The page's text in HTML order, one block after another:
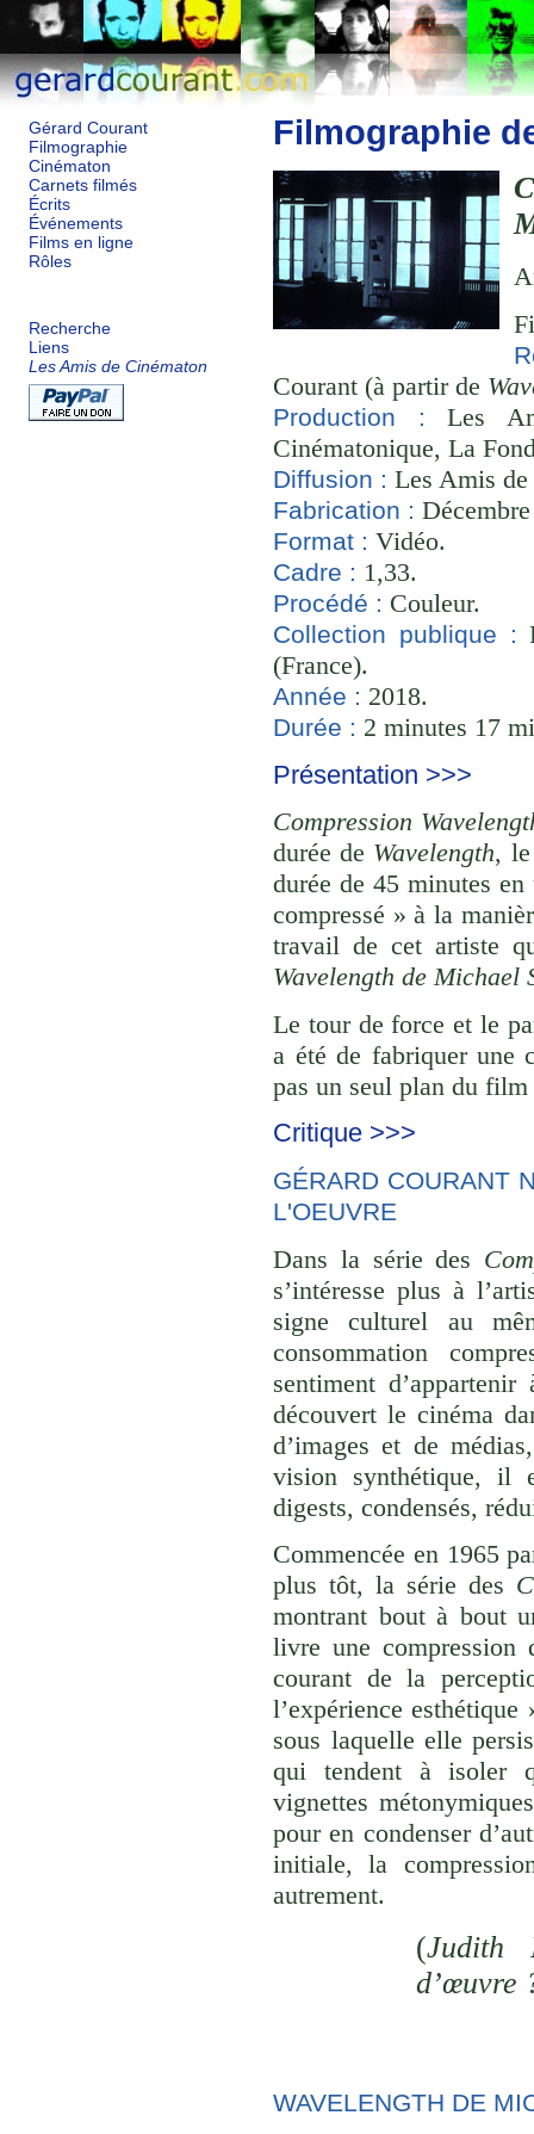
Gérard Courant
Filmographie
Cinématon
Carnets filmés
Écrits
Événements
Films en ligne
Rôles
Recherche
Liens
Les Amis de Cinématon
Filmographie
Courant (à partir de
Production :
Les
Cinématonique, La
Diffusion : Les Amis
Fabrication :
Format : Vidéo.
Cadre : 1,33.
Procédé : Couleur.
Collection publique :
(France).
Année : 2018.
Durée : 2 minutes 17
Présentation >>>
Compression
durée de Wavelength,
durée de 45 minutes
compressé » à la
travail de cet artiste
Wavelength de Michael
Le tour de force et le
a été de fabriquer une
pas un seul plan du
Critique >>>
GÉRARD COURANT
L'OEUVRE
Dans la série des
s’intéresse plus à
signe culturel au
consommation
sentiment
découvert le cinéma
d’images et de
vision synthétique, il
digests, condensés,
Commencée en 1965
plus tôt, la série des
montrant bout à bout
livre une compression
courant de la
l’expérience
sous laquelle elle
qui tendent à isoler
vignettes
pour en condenser
initiale, la
autrement.
(Judith
d’œuvre
WAVELENGTH DE